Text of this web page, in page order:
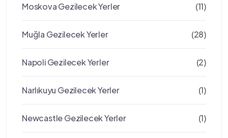
Moskova Gezilecek Yerler (11)
Muğla Gezilecek Yerler (28)
Napoli Gezilecek Yerler (2)
Narlıkuyu Gezilecek Yerler (1)
Newcastle Gezilecek Yerler (1)